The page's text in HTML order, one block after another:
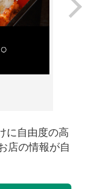
に自由度の高
店の情報が自